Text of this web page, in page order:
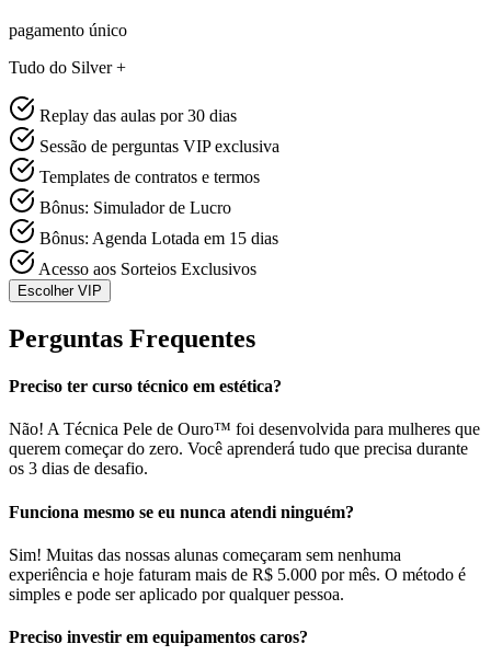
pagamento único
Tudo do Silver +
Replay das aulas por 30 dias
Sessão de perguntas VIP exclusiva
Templates de contratos e termos
Bônus: Simulador de Lucro
Bônus: Agenda Lotada em 15 dias
Acesso aos Sorteios Exclusivos
Escolher VIP
Perguntas Frequentes
Preciso ter curso técnico em estética?
Não! A Técnica Pele de Ouro™ foi desenvolvida para mulheres que
querem começar do zero. Você aprenderá tudo que precisa durante
os 3 dias de desafio.
Funciona mesmo se eu nunca atendi ninguém?
Sim! Muitas das nossas alunas começaram sem nenhuma
experiência e hoje faturam mais de R$ 5.000 por mês. O método é
simples e pode ser aplicado por qualquer pessoa.
Preciso investir em equipamentos caros?